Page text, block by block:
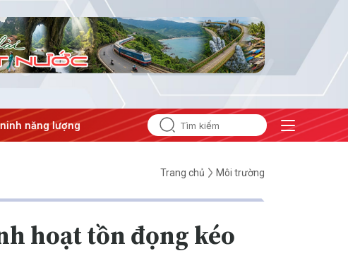
lượng #Bảo vệ nền tảng tư tưởng của Đảng
Trang chủ Môi trường
hoạt tồn đọng kéo